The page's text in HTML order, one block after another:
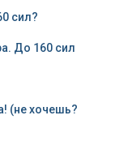
сил?
До 160 сил
(не хочешь?